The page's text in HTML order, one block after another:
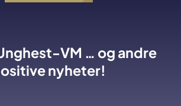
VM … og andre
nyheter!